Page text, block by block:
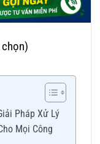
Pháp Xử Lý
Mọi Công